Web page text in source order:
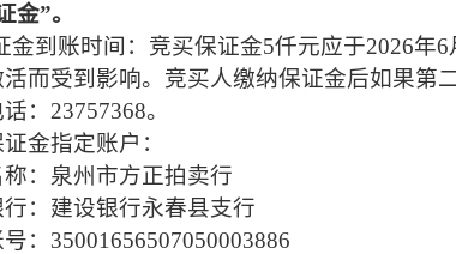
金”。
金到账时间：竞买保证金5仟元应于2026年6
而受到影响。竞买人缴纳保证金后如果第
： 23757368。
金指定账户：
：泉州市方正拍卖行
：建设银行永春县支行
： 35001656507050003886